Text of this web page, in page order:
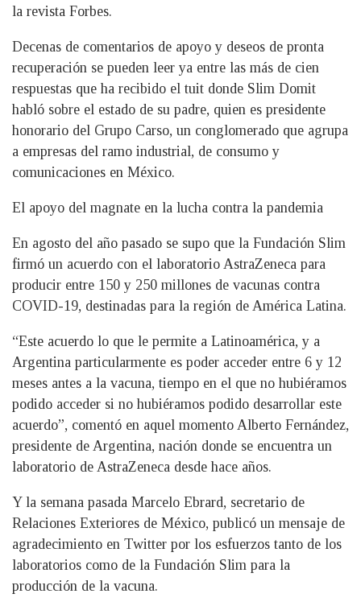
la revista Forbes.
Decenas de comentarios de apoyo y deseos de pronta
recuperación se pueden leer ya entre las más de cien
respuestas que ha recibido el tuit donde Slim Domit
habló sobre el estado de su padre, quien es presidente
honorario del Grupo Carso, un conglomerado que agrupa
a empresas del ramo industrial, de consumo y
comunicaciones en México.
El apoyo del magnate en la lucha contra la pandemia
En agosto del año pasado se supo que la Fundación Slim
firmó un acuerdo con el laboratorio AstraZeneca para
producir entre 150 y 250 millones de vacunas contra
COVID-19, destinadas para la región de América Latina.
“Este acuerdo lo que le permite a Latinoamérica, y a
Argentina particularmente es poder acceder entre 6 y 12
meses antes a la vacuna, tiempo en el que no hubiéramos
podido acceder si no hubiéramos podido desarrollar este
acuerdo”, comentó en aquel momento Alberto Fernández,
presidente de Argentina, nación donde se encuentra un
laboratorio de AstraZeneca desde hace años.
Y la semana pasada Marcelo Ebrard, secretario de
Relaciones Exteriores de México, publicó un mensaje de
agradecimiento en Twitter por los esfuerzos tanto de los
laboratorios como de la Fundación Slim para la
producción de la vacuna.